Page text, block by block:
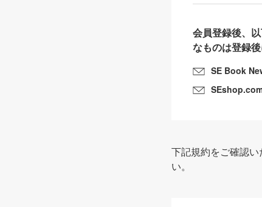
会員登録後、
なものは登録
SE Book
下記規約をご確認
い。